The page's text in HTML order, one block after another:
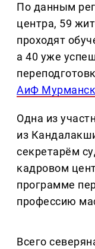
По данным
центра, 59
проходят
а 40 уже
АиФ Мурманск
Одна из
из
секретарём
кадровом
программе
профессию
Всего